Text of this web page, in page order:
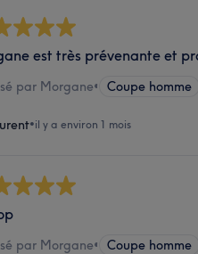
est très prévenante et
par Morgane• Coupe homme
•il y a environ 1 mois
par Morgane• Coupe homme